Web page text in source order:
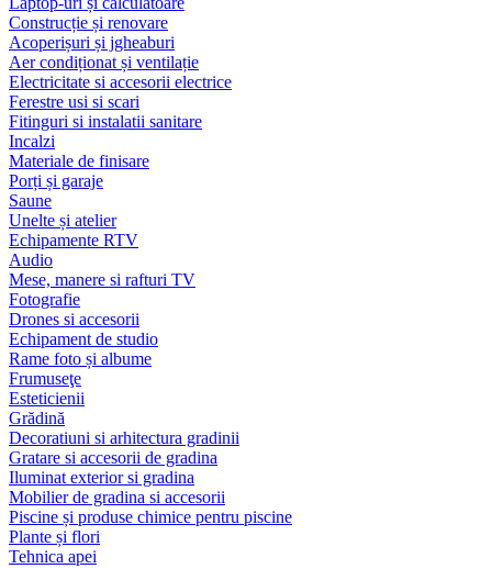
Construcție și renovare
Acoperișuri și jgheaburi
Aer condiționat și ventilație
Electricitate si accesorii electrice
Ferestre usi si scari
Fitinguri si instalatii sanitare
Incalzi
Materiale de finisare
Porți și garaje
Saune
Unelte și atelier
Echipamente RTV
Audio
Mese, manere si rafturi TV
Fotografie
Drones si accesorii
Echipament de studio
Rame foto și albume
Frumuseţe
Esteticienii
Grădină
Decoratiuni si arhitectura gradinii
Gratare si accesorii de gradina
Iluminat exterior si gradina
Mobilier de gradina si accesorii
Piscine și produse chimice pentru piscine
Plante și flori
Tehnica apei